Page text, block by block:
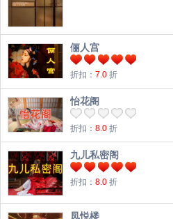
俪人宫
折扣： 7.0 折
怡花阁
折扣： 8.0 折
九儿私密阁
折扣： 8.0 折
凤悦楼